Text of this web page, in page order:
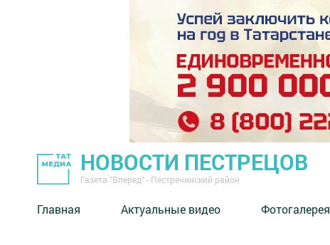
НОВОСТИ ПЕСТРЕЦОВ
Газета "Вперед" - Пестречинский район
Главная Актуальные видео Фотогалерея